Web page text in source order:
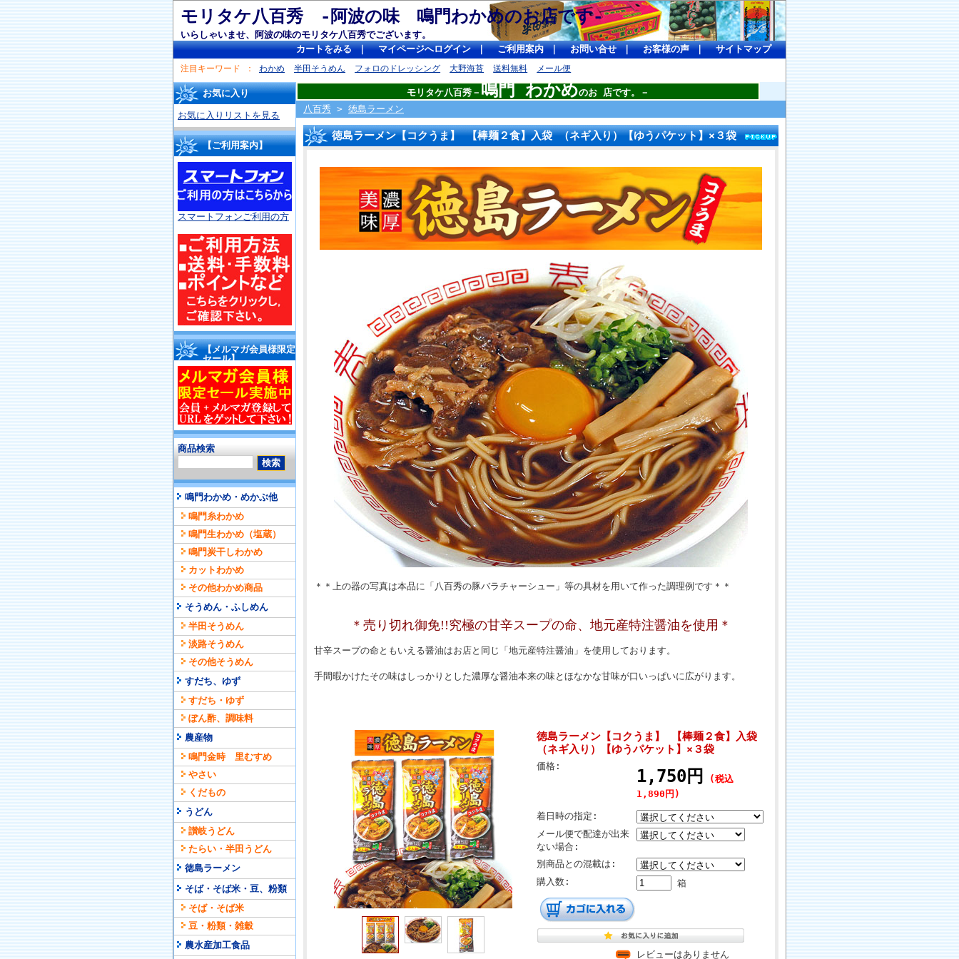
モリタケ八百秀 -阿波の味 鳴門わかめのお店です-
いらしゃいませ、阿波の味のモリタケ八百秀でございます。
カートをみる｜ マイページへログイン｜ ご利用案内｜ お問い合せ｜ お客様の声｜ サイトマップ
注目キーワード わかめ 半田そうめん フォロのドレッシング 大野海苔 送料無料 メール便
お気に入り
お気に入りリストを見る
【ご利用案内】
スマートフォンご利用の方
【メルマガ会員様限定
セール】
商品検索
鳴門わかめ・めかぶ他
鳴門糸わかめ
鳴門生わかめ（塩蔵）
鳴門炭干しわかめ
カットわかめ
その他わかめ商品
そうめん・ふしめん
半田そうめん
淡路そうめん
その他そうめん
すだち、ゆず
すだち・ゆず
ぽん酢、調味料
農産物
鳴門金時 里むすめ
やさい
くだもの
うどん
讃岐うどん
たらい・半田うどん
徳島ラーメン
そば・そば米・豆、粉類
そば・そば米
豆・粉類・雑穀
農水産加工食品
モリタケ八百秀－ 鳴門 わかめのお 店です。－
八百秀 > 徳島ラーメン
徳島ラーメン【コクうま】 【棒麺２食】入袋 （ネギ入り）【ゆうパケット】×３袋
＊＊上の器の写真は本品に「八百秀の豚バラチャーシュー」等の具材を用いて作った調理例です＊＊
＊売り切れ御免!!究極の甘辛スープの命、地元産特注醤油を使用＊
甘辛スープの命ともいえる醤油はお店と同じ「地元産特注醤油」を使用しております。
手間暇かけたその味はしっかりとした濃厚な醤油本来の味とほなかな甘味が口いっぱいに広がります。
徳島ラーメン【コクうま】 【棒麺２食】入袋
（ネギ入り）【ゆうパケット】×３袋
価格:
1,750円
(税込
1,890円)
着日時の指定:
メール便で配達が出来
ない場合:
別商品との混載は:
購入数:
箱
レビューはありません